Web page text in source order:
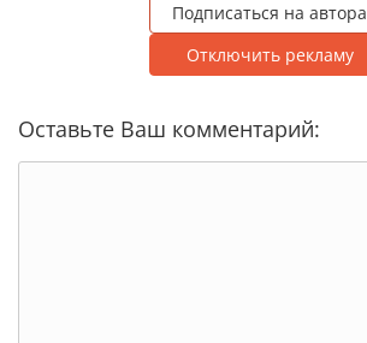
Подписаться на автора
Отключить рекламу
Оставьте Ваш комментарий: